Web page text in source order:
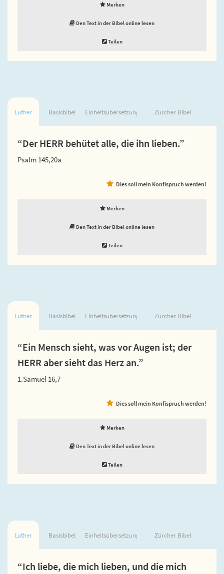
Merken
Den Text in der Bibel online lesen
Teilen
Luther Basisbibel Einheitsübersetzung Zürcher Bibel
“Der HERR behütet alle, die ihn lieben.”
Psalm 145,20a
Dies soll mein Konfispruch werden!
Merken
Den Text in der Bibel online lesen
Teilen
Luther Basisbibel Einheitsübersetzung Zürcher Bibel
“Ein Mensch sieht, was vor Augen ist; der
HERR aber sieht das Herz an.”
1.Samuel 16,7
Dies soll mein Konfispruch werden!
Merken
Den Text in der Bibel online lesen
Teilen
Luther Basisbibel Einheitsübersetzung Zürcher Bibel
“Ich liebe, die mich lieben, und die mich